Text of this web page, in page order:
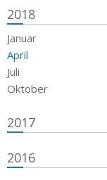
2018
Januar
April
Juli
Oktober
2017
2016